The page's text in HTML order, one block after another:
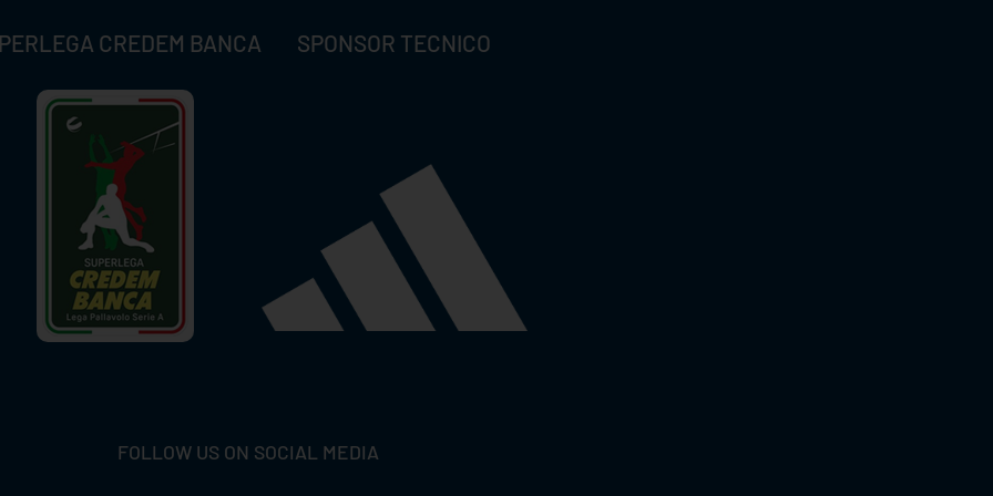
CREDEM BANCA SPONSOR TECNICO
FOLLOW US ON SOCIAL MEDIA